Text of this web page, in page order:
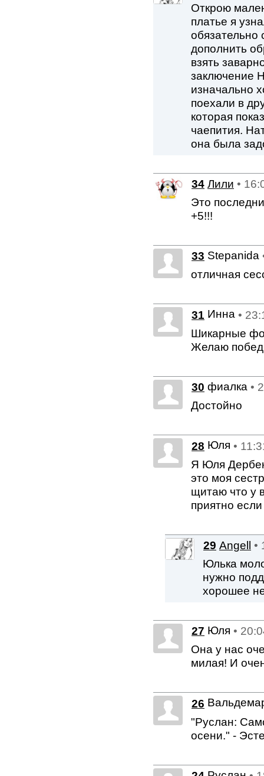
Открою
платье я
дополнить
взять
заключение
изначально
поехали в
которая
чаепития.
она была
34 Лили •
Это
+5!!!
33 Stepanida
отличная
31 Инна •
Шикарные
Желаю
30 фиалка •
Достойно
28 Юля •
Я Юля
это моя
щитаю что у
приятно
29 Angell •
Юлька
нужно
хорошее
27 Юля •
Она у нас
милая! И
26
"Руслан:
осени." -